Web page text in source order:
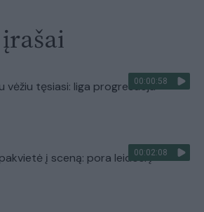
00:00:58
vėžiu tęsiasi: liga progresuoja
00:02:08
į sceną: pora leidosi į